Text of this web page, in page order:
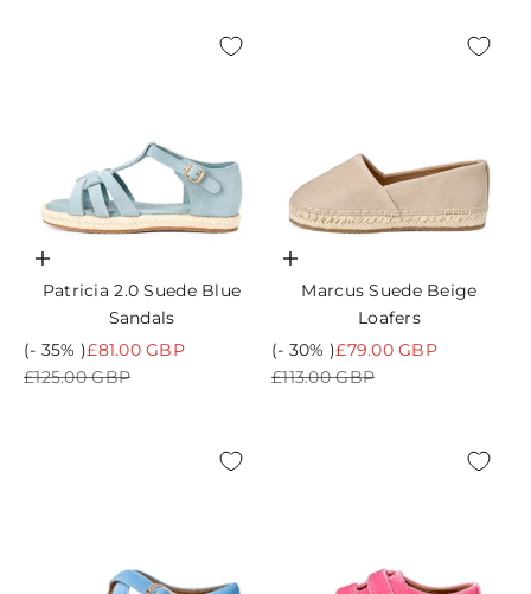
Choisir les options
Patricia 2.0 Suede Blue
Sandals
(- 35% )Prix de vente
£81.00 GBP
Prix normal
£125.00 GBP
Choisir les options
Marcus Suede Beige
Loafers
(- 30% )Prix de vente
£79.00 GBP
Prix normal
£113.00 GBP